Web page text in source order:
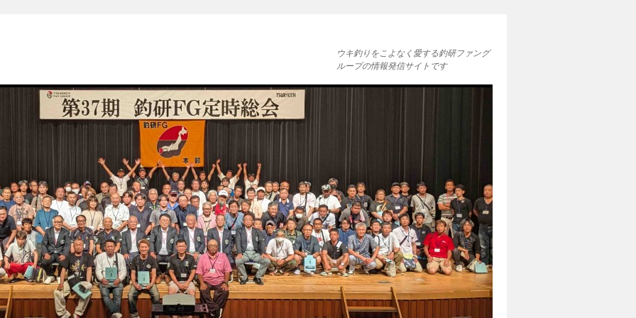
ウキ釣りをこよなく愛する釣研ファング
ループの情報発信サイトです